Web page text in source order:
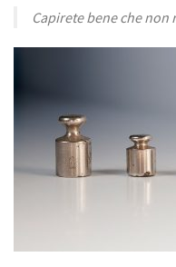
Capirete bene che